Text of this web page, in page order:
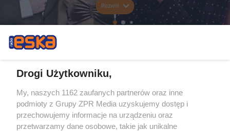
Rozwiń
Drogi Użytkowniku,
My, naszych 1162 zaufanych partnerów oraz inne
podmioty z Grupy ZPR Media uzyskujemy dostęp i
przechowujemy informacje na urządzeniu oraz
przetwarzamy dane osobowe, takie jak unikalne